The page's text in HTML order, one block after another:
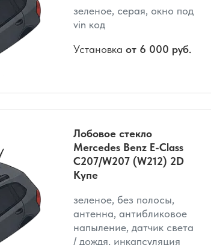
зеленое, серая, окно под
vin код
Установка от 6 000 руб.
Лобовое стекло
Mercedes Benz E-Class
C207/W207 (W212) 2D
Купе
зеленое, без полосы,
антенна, антибликовое
напыление, датчик света
/ дождя, инкапсуляция